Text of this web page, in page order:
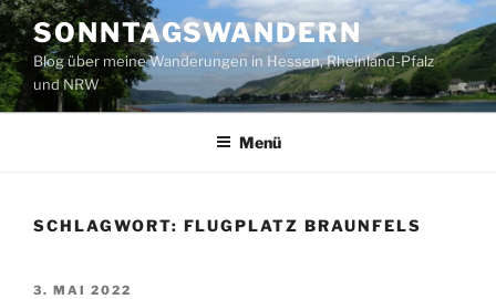
Zum
Inhalt
springen
SONNTAGSWANDERN
Blog über meine Wanderungen in Hessen, Rheinland-Pfalz
und NRW
Menü
SCHLAGWORT: FLUGPLATZ BRAUNFELS
VERÖFFENTLICHT
3. MAI 2022